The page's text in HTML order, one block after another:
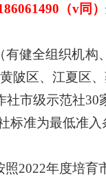
（v同）
有健全组织机
陂区、江夏区
社市级示范社
标准为最低准
照2022年度培育